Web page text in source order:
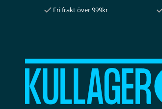
Fri frakt över 999kr